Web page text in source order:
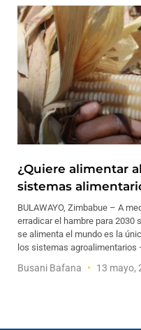
¿Quiere alimentar
sistemas
BULAWAYO, Zimbabue – A
erradicar el hambre para 2030
se alimenta el mundo es la
los sistemas agroalimentarios
Busani Bafana 13 mayo,